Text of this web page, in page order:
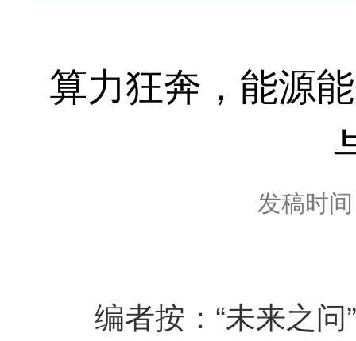
算力狂奔，能源
发稿时
编者按：“未来之问”